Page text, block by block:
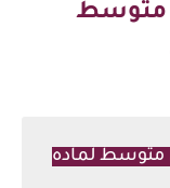
متوسط
متوسط لماده